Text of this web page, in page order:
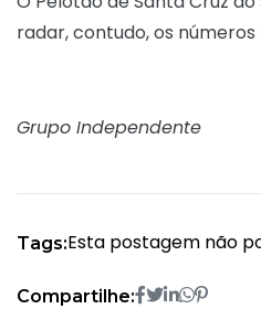
radar, contudo, os
Grupo Independente
Tags:Esta postagem não
Compartilhe: